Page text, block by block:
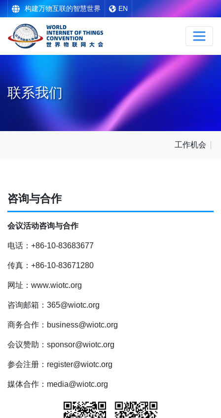
构建万物互联的智慧世界 EN
联系我们
工作机会
咨询与合作
会议活动咨询与合作
电话：+86-10-83683677
传真：+86-10-83671280
网址：www.wiotc.org
咨询邮箱：365@wiotc.org
商务合作：business@wiotc.org
会议赞助：sponsor@wiotc.org
参会注册：register@wiotc.org
媒体合作：media@wiotc.org